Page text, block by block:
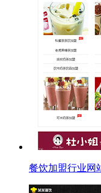
餐饮加盟行业网